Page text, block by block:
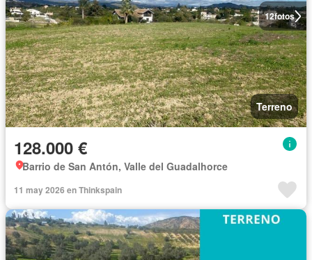
12fotos
Terreno
128.000 €
Barrio de San Antón, Valle del Guadalhorce
11 may 2026 en Thinkspain